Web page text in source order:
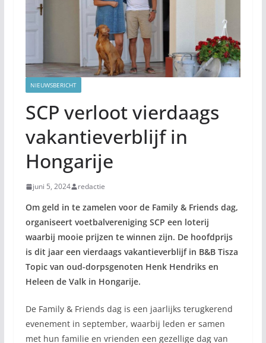
NIEUWSBERICHT
SCP verloot vierdaags
vakantieverblijf in
Hongarije
juni 5, 2024 redactie
Om geld in te zamelen voor de Family & Friends dag,
organiseert voetbalvereniging SCP een loterij
waarbij mooie prijzen te winnen zijn. De hoofdprijs
is dit jaar een vierdaags vakantieverblijf in B&B Tisza
Topic van oud-dorpsgenoten Henk Hendriks en
Heleen de Valk in Hongarije.
De Family & Friends dag is een jaarlijks terugkerend
evenement in september, waarbij leden er samen
met hun familie en vrienden een gezellige dag van